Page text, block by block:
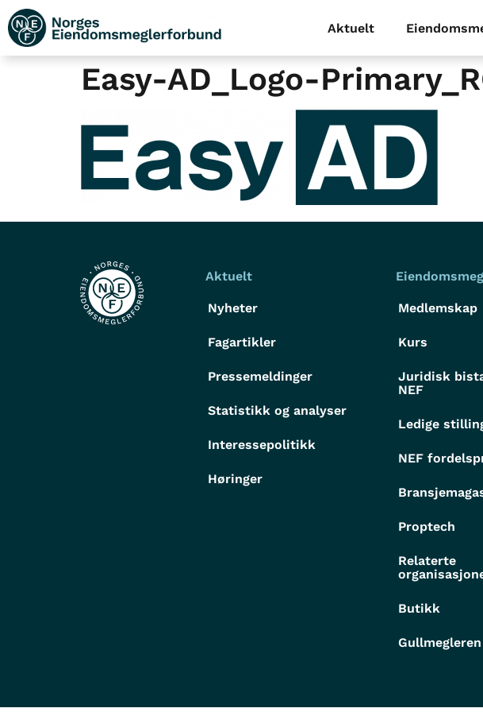
Aktuelt
Easy-AD_Logo-
Aktuelt
Nyheter
Fagartikler
Pressemeldinger
Statistikk og analyser
Interessepolitikk
Høringer
Medlemskap
Kurs
Juridisk
NEF
Ledige
NEF
Proptech
Relaterte
Butikk
Gullmegleren